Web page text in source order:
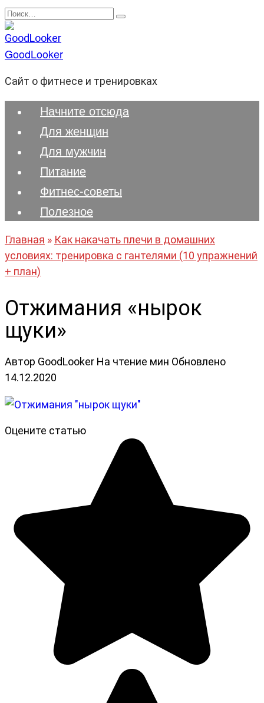
Перейти
к
содержанию
Search
for:
GoodLooker
Сайт о фитнесе и тренировках
Начните отсюда
Для женщин
Для мужчин
Питание
Фитнес-советы
Полезноe
Главная » Как накачать плечи в домашних
условиях: тренировка с гантелями (10 упражнений
+ план)
Отжимания «нырок
щуки»
Автор GoodLooker На чтение мин Обновлено
14.12.2020
Оцените статью